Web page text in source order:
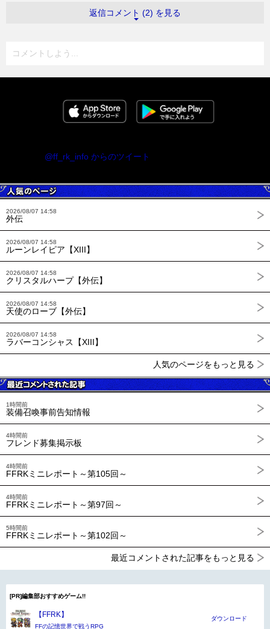
返信コメント (2) を見る
コメントしよう...
@ff_rk_info からのツイート
2026/08/07 14:58
外伝
2026/08/07 14:58
ルーンレイピア【XIII】
2026/08/07 14:58
クリスタルハープ【外伝】
2026/08/07 14:58
天使のローブ【外伝】
2026/08/07 14:58
ラバーコンシャス【XIII】
人気のページをもっと見る
1時間前
装備召喚事前告知情報
4時間前
フレンド募集掲示板
4時間前
FFRKミニレポート～第105回～
4時間前
FFRKミニレポート～第97回～
5時間前
FFRKミニレポート～第102回～
最近コメントされた記事をもっと見る
[PR]編集部おすすめゲーム!!
【FFRK】
FFの記憶世界で戦うRPG
ダウンロード